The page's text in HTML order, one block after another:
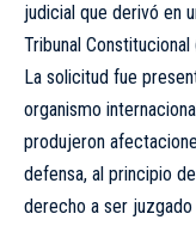
judicial que derivó en
Tribunal Constitucional
La solicitud fue
organismo
produjeron
defensa, al principio
derecho a ser